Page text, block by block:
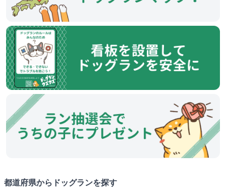
都道府県からドッグランを探す